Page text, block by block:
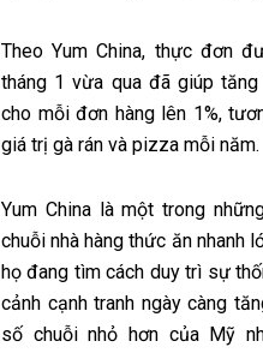
Theo Yum China, thực đơn
tháng 1 vừa qua đã giúp
cho mỗi đơn hàng lên 1%,
giá trị gà rán và pizza mỗi năm.
Yum China là một trong
chuỗi nhà hàng thức ăn nhanh
họ đang tìm cách duy trì sự
cảnh cạnh tranh ngày càng
số chuỗi nhỏ hơn của Mỹ